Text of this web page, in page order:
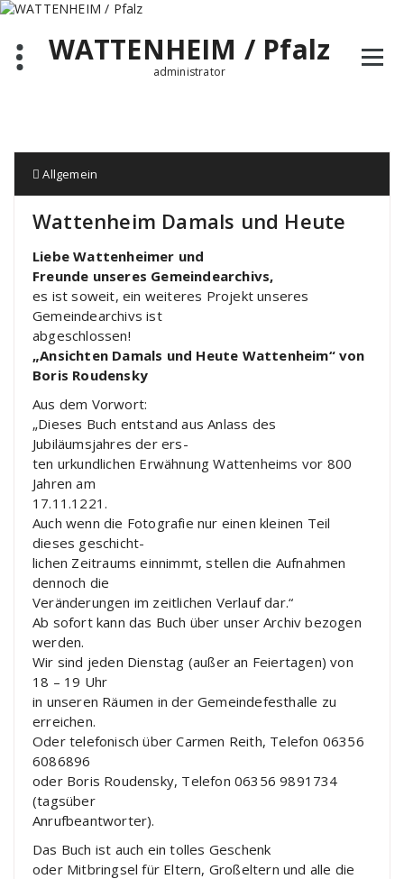
Zum
springenWATTENHEIM / Pfalz
administrator
Allgemein
Wattenheim Damals und Heute
Liebe Wattenheimer und
Freunde unseres Gemeindearchivs,
es ist soweit, ein weiteres Projekt unseres
Gemeindearchivs ist
abgeschlossen!
„Ansichten Damals und Heute Wattenheim“ von
Boris Roudensky
Aus dem Vorwort:
„Dieses Buch entstand aus Anlass des
Jubiläumsjahres der ers-
ten urkundlichen Erwähnung Wattenheims vor 800
Jahren am
17.11.1221.
Auch wenn die Fotografie nur einen kleinen Teil
dieses geschicht-
lichen Zeitraums einnimmt, stellen die Aufnahmen
dennoch die
Veränderungen im zeitlichen Verlauf dar.“
Ab sofort kann das Buch über unser Archiv bezogen
werden.
Wir sind jeden Dienstag (außer an Feiertagen) von
18 – 19 Uhr
in unseren Räumen in der Gemeindefesthalle zu
erreichen.
Oder telefonisch über Carmen Reith, Telefon 06356
6086896
oder Boris Roudensky, Telefon 06356 9891734
(tagsüber
Anrufbeantworter).
Das Buch ist auch ein tolles Geschenk
oder Mitbringsel für Eltern, Großeltern und alle die